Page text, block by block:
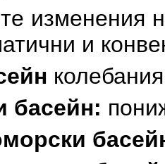
изменения
и
басейн: